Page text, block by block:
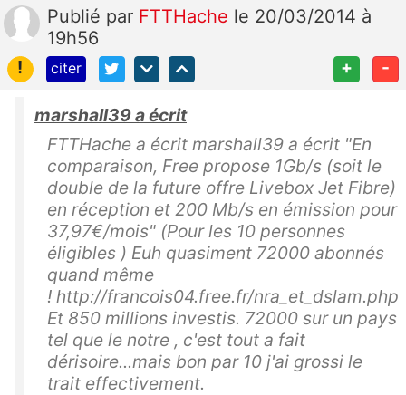
Publié par FTTHache le 20/03/2014 à
19h56
!
citer + -
marshall39 a écrit
FTTHache a écrit marshall39 a écrit "En
comparaison, Free propose 1Gb/s (soit le
double de la future offre Livebox Jet Fibre)
en réception et 200 Mb/s en émission pour
37,97€/mois" (Pour les 10 personnes
éligibles ) Euh quasiment 72000 abonnés
quand même
! http://francois04.free.fr/nra_et_dslam.php
Et 850 millions investis. 72000 sur un pays
tel que le notre , c'est tout a fait
dérisoire...mais bon par 10 j'ai grossi le
trait effectivement.